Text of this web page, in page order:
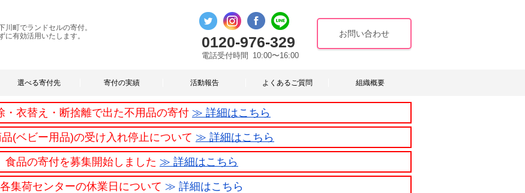
川町でランドセルの寄付。
に有効活用いたします。
0120-976-329
電話受付時間 10:00〜16:00
お問い合わせ
選べる寄付先 寄付の実績 活動報告 よくあるご質問 組織概要
・衣替え・断捨離で出た不用品の寄付 ≫ 詳細はこちら
(ベビー用品)の受け入れ停止について ≫ 詳細はこちら
食品の寄付を募集開始しました ≫ 詳細はこちら
各集荷センターの休業日について ≫ 詳細はこちら